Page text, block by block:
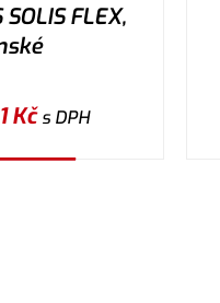
FLEX,
Kčs DPH